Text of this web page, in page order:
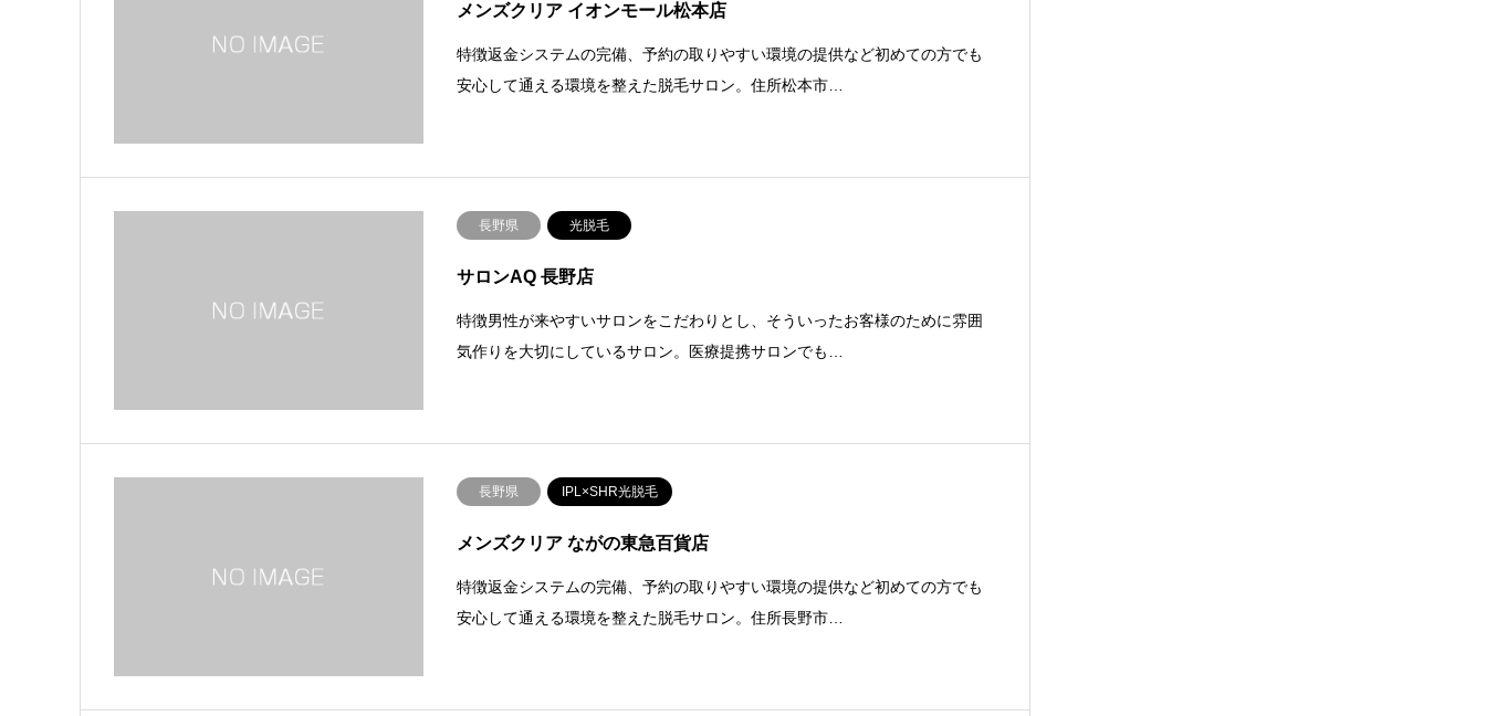
メンズクリア イオンモール松本店
特徴返金システムの完備、予約の取りやすい環境の提供など初めての方でも
安心して通える環境を整えた脱毛サロン。住所松本市…
長野県 光脱毛
サロンAQ 長野店
特徴男性が来やすいサロンをこだわりとし、そういったお客様のために雰囲
気作りを大切にしているサロン。医療提携サロンでも…
長野県 IPL×SHR光脱毛
メンズクリア ながの東急百貨店
特徴返金システムの完備、予約の取りやすい環境の提供など初めての方でも
安心して通える環境を整えた脱毛サロン。住所長野市…